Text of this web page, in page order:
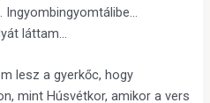
Ingyombingyomtálibe…
láttam…
lesz a gyerkőc, hogy
mint Húsvétkor, amikor a vers